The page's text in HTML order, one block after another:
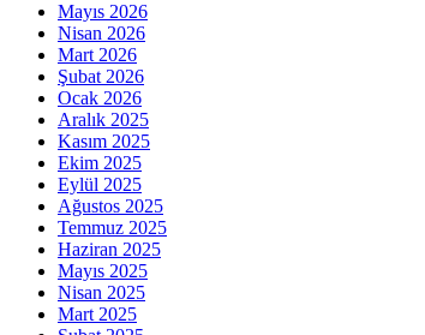
Mayıs 2026
Nisan 2026
Mart 2026
Şubat 2026
Ocak 2026
Aralık 2025
Kasım 2025
Ekim 2025
Eylül 2025
Ağustos 2025
Temmuz 2025
Haziran 2025
Mayıs 2025
Nisan 2025
Mart 2025